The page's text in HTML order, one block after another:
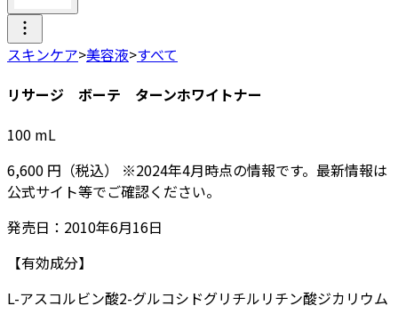
スキンケア>美容液>すべて
リサージ ボーテ ターンホワイトナー
100 mL
6,600 円 （税込） ※2024年4月時点の情報です。最新情報は
公式サイト等でご確認ください。
発売日： 2010年6月16日
【有効成分】
L-アスコルビン酸2-グルコシドグリチルリチン酸ジカリウム